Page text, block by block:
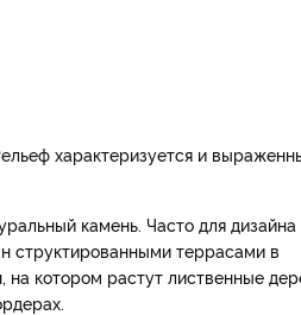
характеризуется и
камень. Часто для дизайна
структированными террасами в
котором растут лиственные